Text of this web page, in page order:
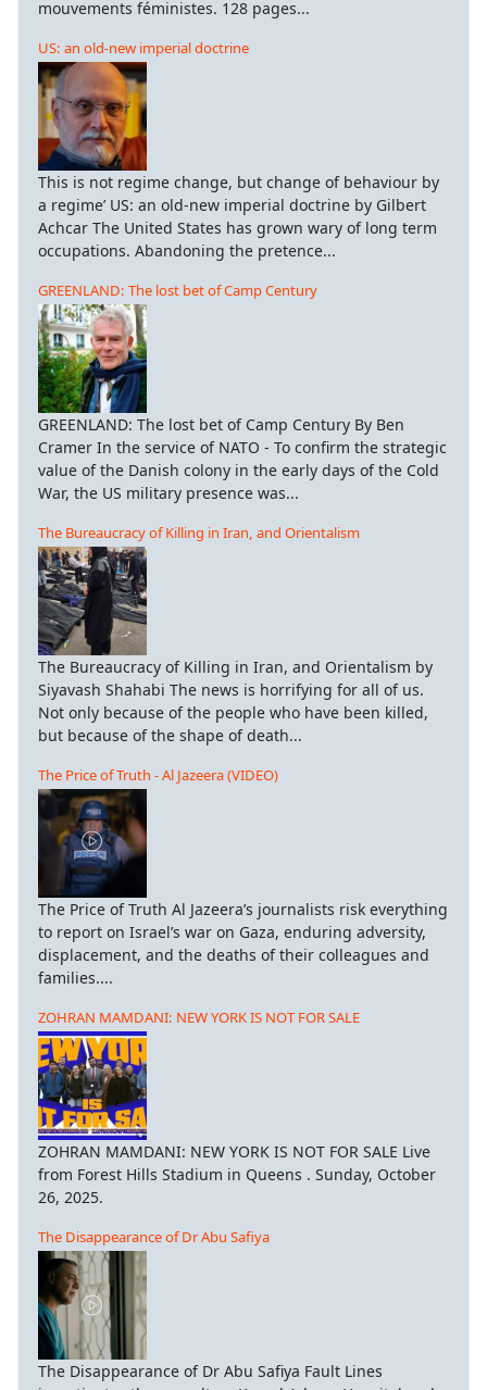
mouvements féministes. 128 pages...
US: an old-new imperial doctrine
This is not regime change, but change of behaviour by
a regime’ US: an old-new imperial doctrine by Gilbert
Achcar The United States has grown wary of long term
occupations. Abandoning the pretence...
GREENLAND: The lost bet of Camp Century
GREENLAND: The lost bet of Camp Century By Ben
Cramer In the service of NATO - To confirm the strategic
value of the Danish colony in the early days of the Cold
War, the US military presence was...
The Bureaucracy of Killing in Iran, and Orientalism
The Bureaucracy of Killing in Iran, and Orientalism by
Siyavash Shahabi The news is horrifying for all of us.
Not only because of the people who have been killed,
but because of the shape of death...
The Price of Truth - Al Jazeera (VIDEO)
The Price of Truth Al Jazeera’s journalists risk everything
to report on Israel’s war on Gaza, enduring adversity,
displacement, and the deaths of their colleagues and
families....
ZOHRAN MAMDANI: NEW YORK IS NOT FOR SALE
ZOHRAN MAMDANI: NEW YORK IS NOT FOR SALE Live
from Forest Hills Stadium in Queens . Sunday, October
26, 2025.
The Disappearance of Dr Abu Safiya
The Disappearance of Dr Abu Safiya Fault Lines